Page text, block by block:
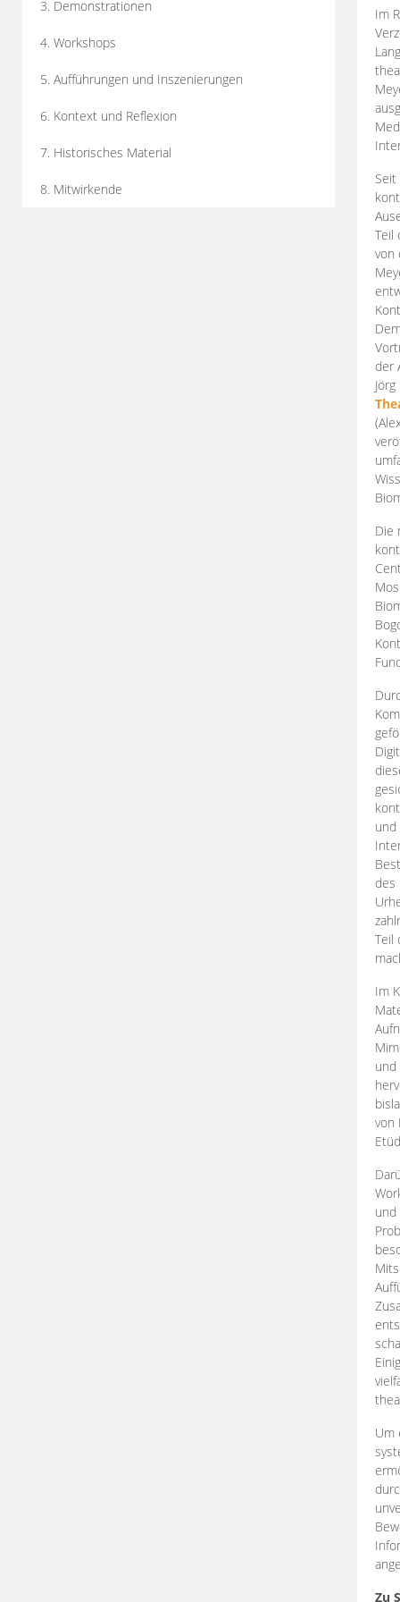
3. Demonstrationen
4. Workshops
5. Aufführungen und Inszenierungen
6. Kontext und Reflexion
7. Historisches Material
8. Mitwirkende
Im
Teil
von
der
Die
des
Teil
Im
und
von
und
Um
Zu